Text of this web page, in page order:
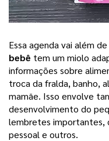
Essa agenda vai além
bebê tem um miolo
informações sobre
troca da fralda, banho,
mamãe. Isso envolve
desenvolvimento do
lembretes importantes,
pessoal e outros.